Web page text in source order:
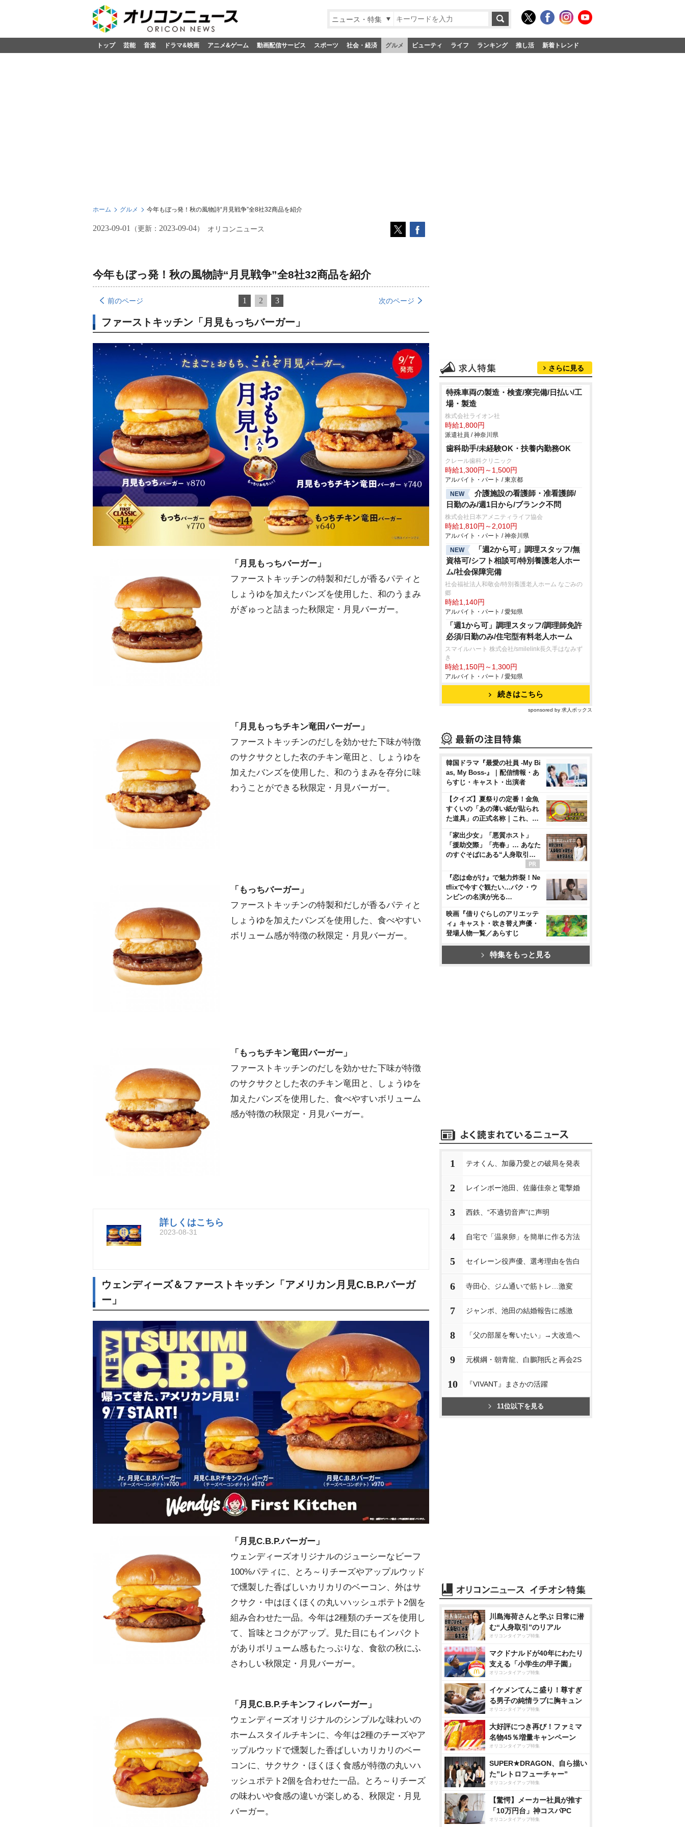
ニュース・特集
トップ 芸能 音楽 ドラマ&映画 アニメ&ゲーム 動画配信サービス スポーツ 社会・経済 グルメ ビューティ ライフ ランキング 推し活 新着トレンド
ホーム グルメ 今年もぼっ発！秋の風物詩“月見戦争”全8社32商品を紹介
2023-09-01 （更新： 2023-09-04） オリコンニュース
今年もぼっ発！秋の風物詩“月見戦争”全8社32商品を紹介
前のページ 1 2 3 次のページ
ファーストキッチン「月見もっちバーガー」
「月見もっちバーガー」
ファーストキッチンの特製和だしが香るパティと
しょうゆを加えたバンズを使用した、和のうまみ
がぎゅっと詰まった秋限定・月見バーガー。
「月見もっちチキン竜田バーガー」
ファーストキッチンのだしを効かせた下味が特徴
のサクサクとした衣のチキン竜田と、しょうゆを
加えたバンズを使用した、和のうまみを存分に味
わうことができる秋限定・月見バーガー。
「もっちバーガー」
ファーストキッチンの特製和だしが香るパティと
しょうゆを加えたバンズを使用した、食べやすい
ボリューム感が特徴の秋限定・月見バーガー。
「もっちチキン竜田バーガー」
ファーストキッチンのだしを効かせた下味が特徴
のサクサクとした衣のチキン竜田と、しょうゆを
加えたバンズを使用した、食べやすいボリューム
感が特徴の秋限定・月見バーガー。
詳しくはこちら
2023-08-31
ウェンディーズ＆ファーストキッチン「アメリカン月見C.B.P.バーガ
ー」
「月見C.B.P.バーガー」
ウェンディーズオリジナルのジューシーなビーフ
100%パティに、とろ～りチーズやアップルウッド
で燻製した香ばしいカリカリのベーコン、外はサ
クサク・中はほくほくの丸いハッシュポテト2個を
組み合わせた一品。今年は2種類のチーズを使用し
て、旨味とコクがアップ。見た目にもインパクト
がありボリューム感もたっぷりな、食欲の秋にふ
さわしい秋限定・月見バーガー。
「月見C.B.P.チキンフィレバーガー」
ウェンディーズオリジナルのシンプルな味わいの
ホームスタイルチキンに、今年は2種のチーズやア
ップルウッドで燻製した香ばしいカリカリのベー
コンに、サクサク・ほくほく食感が特徴の丸いハ
ッシュポテト2個を合わせた一品。とろ～りチーズ
の味わいや食感の違いが楽しめる、秋限定・月見
バーガー。
さらに見る
特殊車両の製造・検査/寮完備/日払い/工
場・製造
株式会社ライオン社
時給1,800円
派遣社員 / 神奈川県
歯科助手/未経験OK・扶養内勤務OK
クレール歯科クリニック
時給1,300円～1,500円
アルバイト・パート / 東京都
NEW
介護施設の看護師・准看護師/
日勤のみ/週1日から/ブランク不問
株式会社日本アメニティライフ協会
時給1,810円～2,010円
アルバイト・パート / 神奈川県
NEW
「週2から可」調理スタッフ/無
資格可/シフト相談可/特別養護老人ホー
ム/社会保障完備
社会福祉法人和敬会/特別養護老人ホーム なごみの
郷
時給1,140円
アルバイト・パート / 愛知県
「週1から可」調理スタッフ/調理師免許
必須/日勤のみ/住宅型有料老人ホーム
スマイルハート 株式会社/smilelink長久手はなみず
き
時給1,150円～1,300円
アルバイト・パート / 愛知県
続きはこちら
sponsored by 求人ボックス
韓国ドラマ『最愛の社員 -My Bi
as, My Boss-』｜配信情報・あ
らすじ・キャスト・出演者
【クイズ】夏祭りの定番！金魚
すくいの「あの薄い紙が貼られ
た道具」の正式名称｜これ、…
「家出少女」「悪質ホスト」
「援助交際」「売春」… あなた
のすぐそばにある“人身取引…
『恋は命がけ』で魅力炸裂！Ne
tflixで今すぐ観たい…パク・ウ
ンビンの名演が光る…
映画『借りぐらしのアリエッテ
ィ』キャスト・吹き替え声優・
登場人物一覧／あらすじ
特集をもっと見る
1 テオくん、加藤乃愛との破局を発表
2 レインボー池田、佐藤佳奈と電撃婚
3 西鉄、“不適切音声”に声明
4 自宅で「温泉卵」を簡単に作る方法
5 セイレーン役声優、選考理由を告白
6 寺田心、ジム通いで筋トレ…激変
7 ジャンボ、池田の結婚報告に感激
8 「父の部屋を奪いたい」→大改造へ
9 元横綱・朝青龍、白鵬翔氏と再会2S
10 『VIVANT』まさかの活躍
11位以下を見る
川島海荷さんと学ぶ 日常に潜
む“人身取引”のリアル
オリコンタイアップ特集
マクドナルドが40年にわたり
支える「小学生の甲子園」
オリコンタイアップ特集
イケメンてんこ盛り！尊すぎ
る男子の純情ラブに胸キュン
オリコンタイアップ特集
大好評につき再び！ファミマ
名物45％増量キャンペーン
オリコンタイアップ特集
SUPER★DRAGON、自ら描い
た”レトロフューチャー”
オリコンタイアップ特集
【驚愕】メーカー社員が推す
「10万円台」神コスパPC
オリコンタイアップ特集